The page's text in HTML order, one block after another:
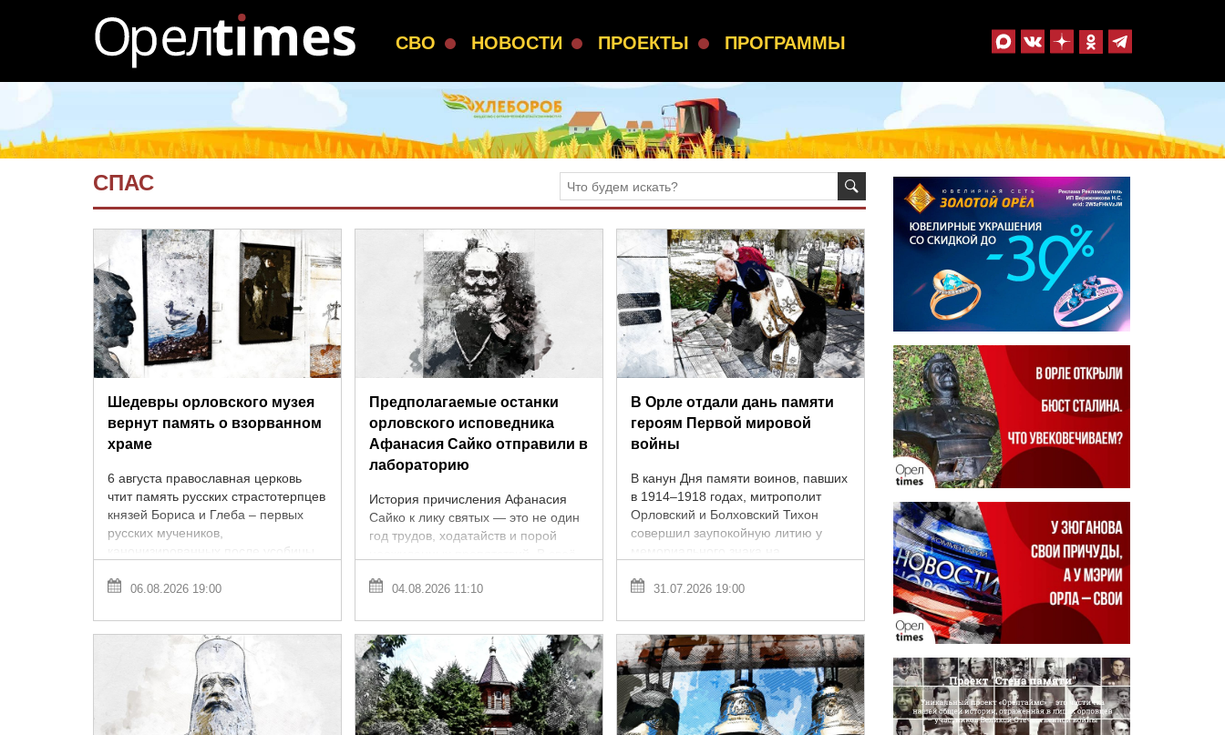
СВО НОВОСТИ ПРОЕКТЫ ПРОГРАММЫ
СПАС
Шедевры орловского музея
вернут память о взорванном
храме
6 августа православная церковь
чтит память русских страстотерпцев
князей Бориса и Глеба – первых
русских мучеников,
канонизированных после усобицы
вспомнить не ...
06.08.2026 19:00
Предполагаемые останки
орловского исповедника
Афанасия Сайко отправили в
лабораторию
История причисления Афанасия
Сайко к лику святых — это не один
год трудов, ходатайств и порой
Виктор Ливцов рассказывал
04.08.2026 11:10
В Орле отдали дань памяти
героям Первой мировой
войны
В канун Дня памяти воинов, павших
в 1914–1918 годах, митрополит
Орловский и Болховский Тихон
совершил заупокойную литию у
сообщили в ...
31.07.2026 19:00